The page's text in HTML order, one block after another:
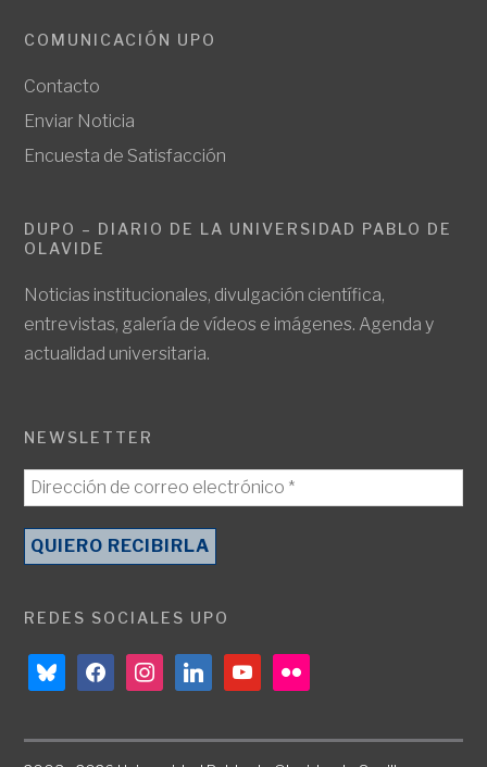
COMUNICACIÓN UPO
Contacto
Enviar Noticia
Encuesta de Satisfacción
DUPO – DIARIO DE LA UNIVERSIDAD PABLO DE
OLAVIDE
Noticias institucionales, divulgación científica,
entrevistas, galería de vídeos e imágenes. Agenda y
actualidad universitaria.
NEWSLETTER
REDES SOCIALES UPO
blueskyfacebookinstagramlinkedinyoutubeflickr